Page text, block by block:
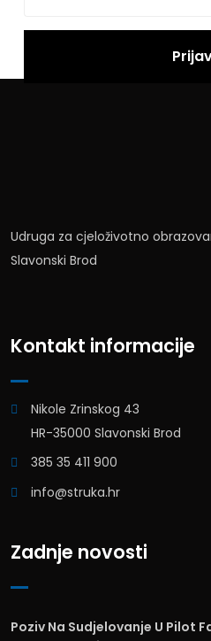
Udruga za cjeloživotno
Slavonski Brod
Kontakt informacije
Nikole Zrinskog 43
HR-35000 Slavonski Brod
385 35 411 900
info@struka.hr
Zadnje novosti
Poziv Na Sudjelovanje U Pilot